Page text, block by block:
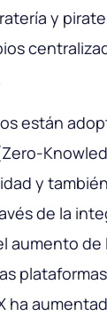
y
están
y
de la
aumento
ha